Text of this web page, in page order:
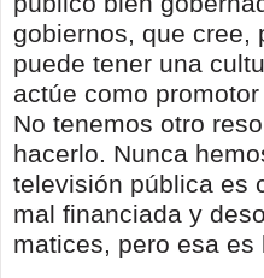
gobiernos, que cree,
puede tener una
actúe como
No tenemos otro
hacerlo. Nunca
televisión pública es
mal financiada y
matices, pero esa es